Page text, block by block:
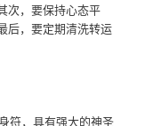
次，要保持心态平
后，要定期清洗转运
符，具有强大的神圣